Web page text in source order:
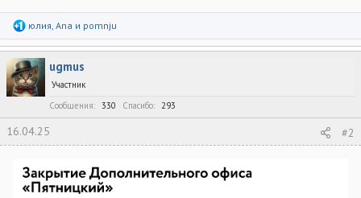
Р
а
к
ц
и
и
юлия Ana и pomnju
ugmus
Участник
Сообщения
330 Спасибо 293
16.04.25 #2